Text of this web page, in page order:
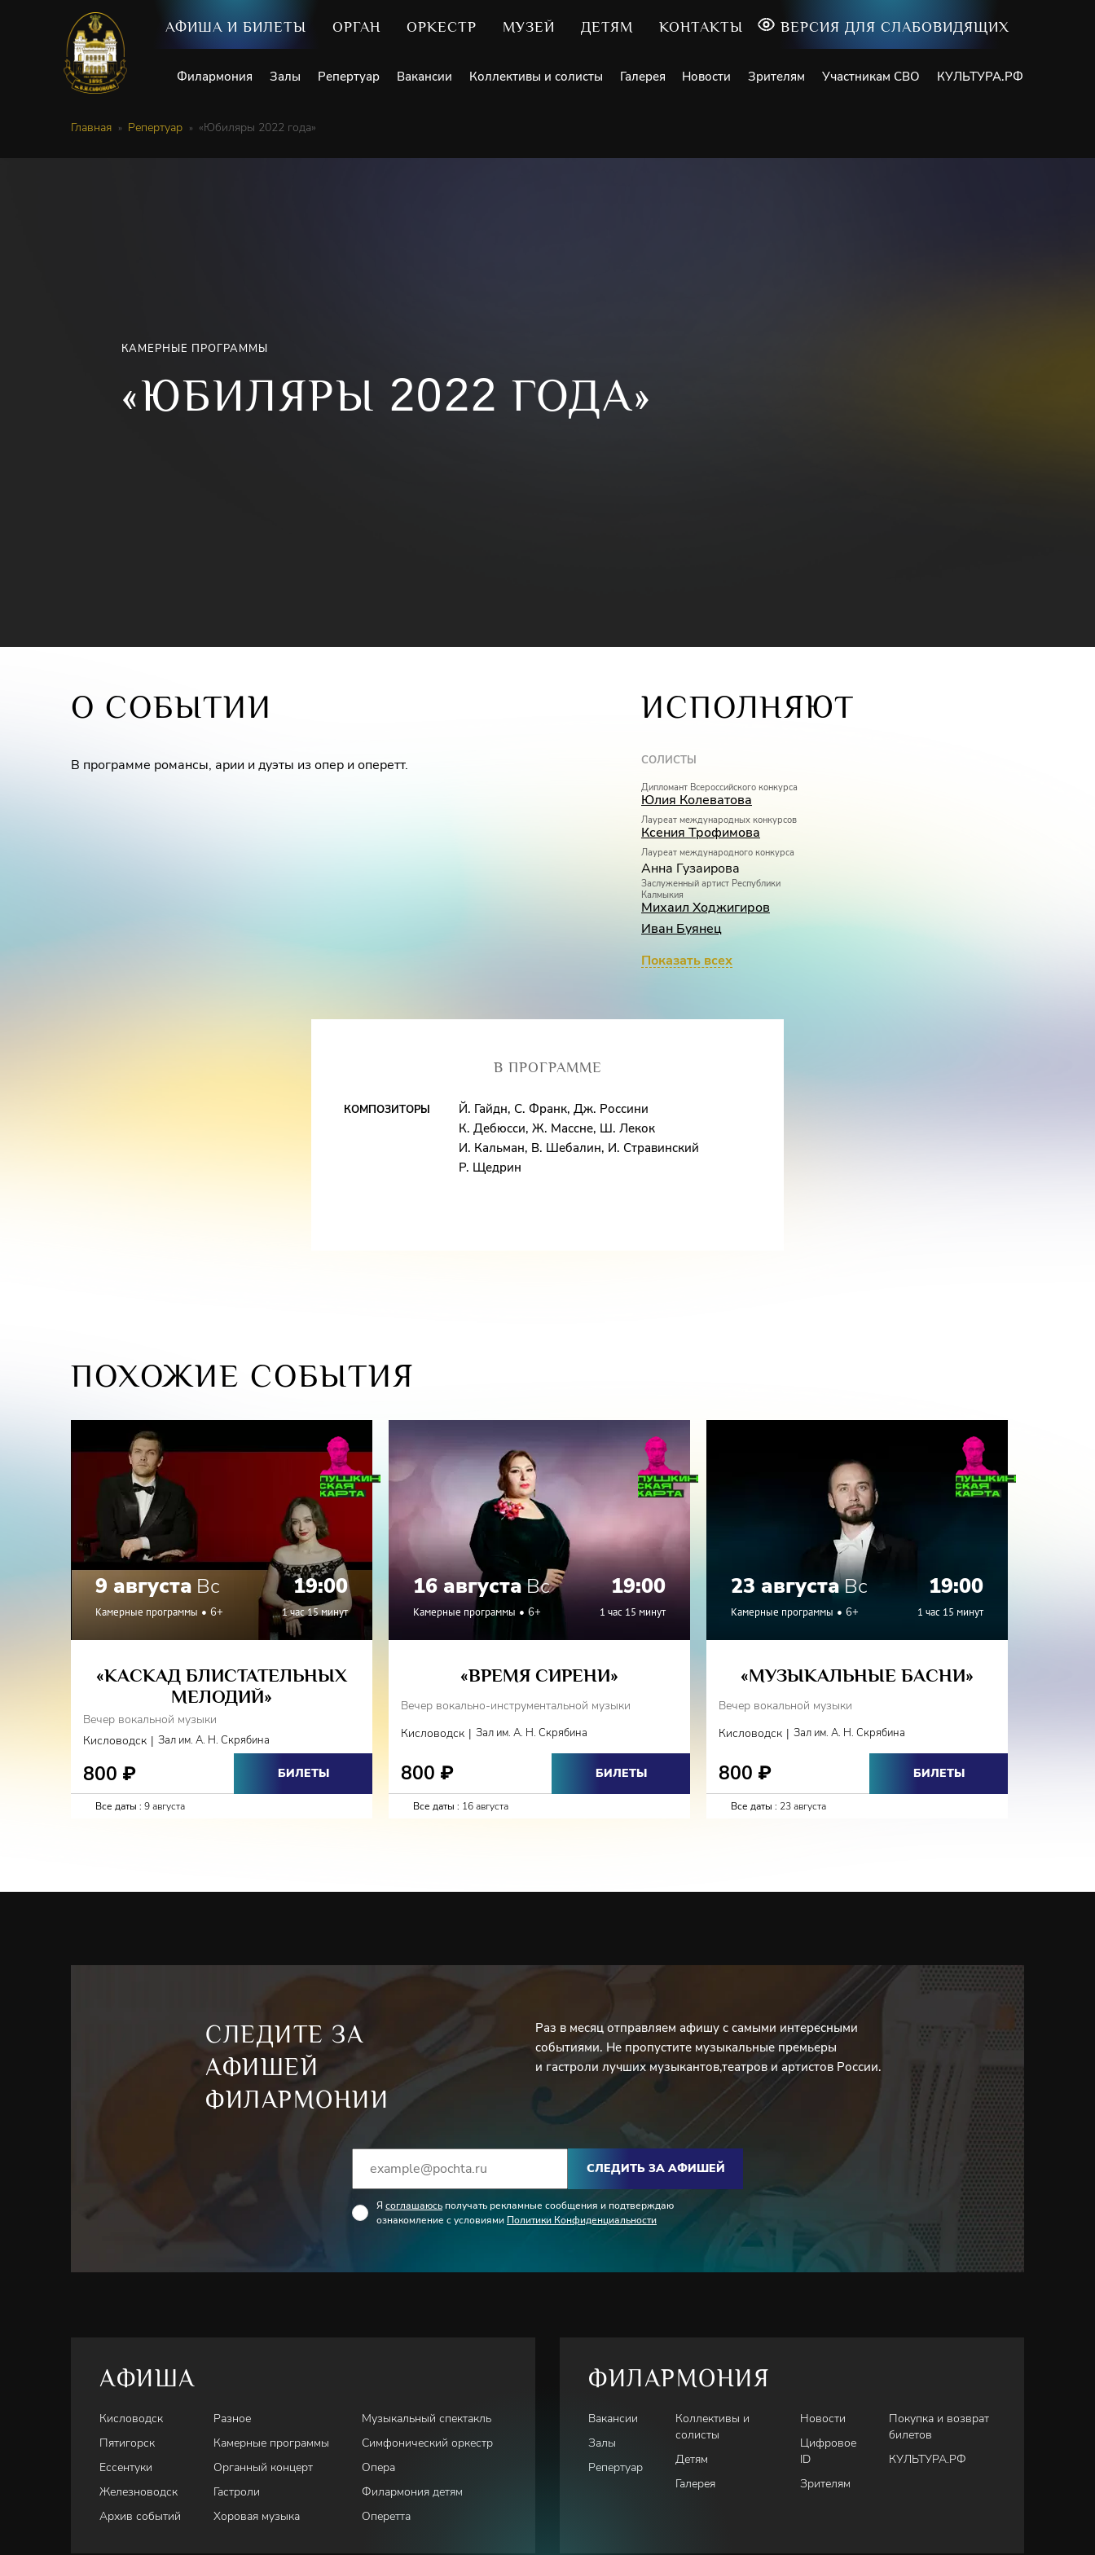
АФИША И БИЛЕТЫ ОРГАН ОРКЕСТР МУЗЕЙ ДЕТЯМ КОНТАКТЫ ВЕРСИЯ ДЛЯ СЛАБОВИДЯЩИХ
Филармония Залы Репертуар Вакансии Коллективы и солисты Галерея Новости Зрителям Участникам СВО КУЛЬТУРА.РФ
Главная Репертуар «Юбиляры 2022 года»
КАМЕРНЫЕ ПРОГРАММЫ
«ЮБИЛЯРЫ 2022 ГОДА»
О СОБЫТИИ
В программе романсы, арии и дуэты из опер и оперетт.
ИСПОЛНЯЮТ
СОЛИСТЫ
Дипломант Всероссийского конкурса
Юлия Колеватова
Лауреат международных конкурсов
Ксения Трофимова
Лауреат международного конкурса
Анна Гузаирова
Заслуженный артист Республики
Калмыкия
Михаил Ходжигиров
Иван Буянец
Показать всех
В ПРОГРАММЕ
КОМПОЗИТОРЫ
Й. Гайдн, С. Франк, Дж. Россини
К. Дебюсси, Ж. Массне, Ш. Лекок
И. Кальман, В. Шебалин, И. Стравинский
Р. Щедрин
ПОХОЖИЕ СОБЫТИЯ
9 августа Вс 19:00
Камерные программы 6+ 1 час 15 минут
«КАСКАД БЛИСТАТЕЛЬНЫХ
МЕЛОДИЙ»
Вечер вокальной музыки
Кисловодск | Зал им. А. Н. Скрябина
800 ₽ БИЛЕТЫ
Все даты : 9 августа
16 августаВс 19:00
Камерные программы 6+ 1 час 15 минут
«ВРЕМЯ СИРЕНИ»
Вечер вокально-инструментальной музыки
Кисловодск | Зал им. А. Н. Скрябина
800 ₽ БИЛЕТЫ
Все даты : 16 августа
23 августаВс 19:00
Камерные программы 6+ 1 час 15 минут
«МУЗЫКАЛЬНЫЕ БАСНИ»
Вечер вокальной музыки
Кисловодск | Зал им. А. Н. Скрябина
800 ₽ БИЛЕТЫ
Все даты : 23 августа
СЛЕДИТЕ ЗА
АФИШЕЙ
ФИЛАРМОНИИ
Раз в месяц отправляем афишу с самыми интересными
событиями. Не пропустите музыкальные премьеры
и гастроли лучших музыкантов,театров и артистов России.
СЛЕДИТЬ ЗА АФИШЕЙ
Я соглашаюсь получать рекламные сообщения и подтверждаю
ознакомление с условиями Политики Конфиденциальности
АФИША
Кисловодск
Пятигорск
Ессентуки
Железноводск
Архив событий
Разное
Камерные программы
Органный концерт
Гастроли
Хоровая музыка
Музыкальный спектакль
Симфонический оркестр
Опера
Филармония детям
Оперетта
ФИЛАРМОНИЯ
Вакансии
Залы
Репертуар
Коллективы и
солисты
Детям
Галерея
Новости
Цифровое
ID
Зрителям
Покупка и возврат
билетов
КУЛЬТУРА.РФ